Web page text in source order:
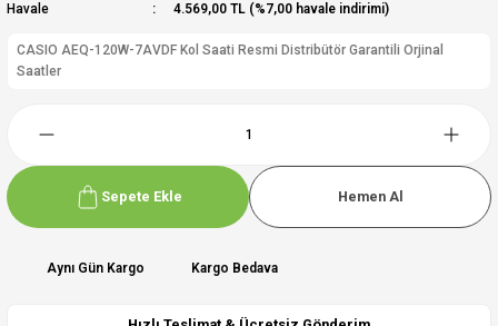
Havale
4.569,00 TL (%7,00 havale indirimi)
CASIO AEQ-120W-7AVDF Kol Saati Resmi Distribütör Garantili Orjinal
Saatler
Sepete Ekle Hemen Al
Aynı Gün Kargo Kargo Bedava